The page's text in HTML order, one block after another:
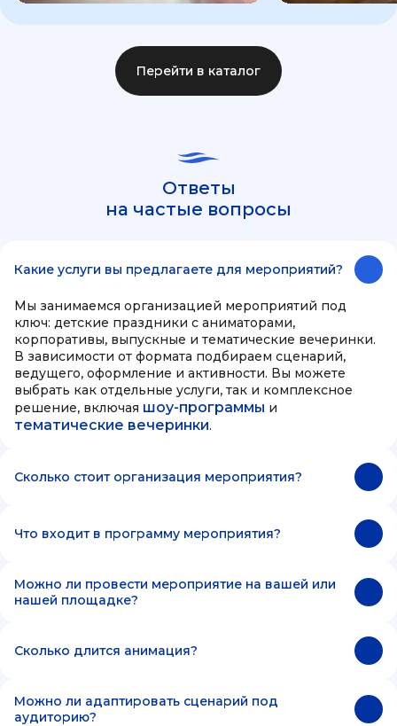
Перейти в каталог
Ответы
на частые вопросы
Какие услуги вы предлагаете для мероприятий?
Мы занимаемся организацией мероприятий под
ключ: детские праздники с аниматорами,
корпоративы, выпускные и тематические вечеринки.
В зависимости от формата подбираем сценарий,
ведущего, оформление и активности. Вы можете
выбрать как отдельные услуги, так и комплексное
решение, включая шоу-программы и
тематические вечеринки.
Сколько стоит организация мероприятия?
Что входит в программу мероприятия?
Можно ли провести мероприятие на вашей или
нашей площадке?
Сколько длится анимация?
Можно ли адаптировать сценарий под
аудиторию?